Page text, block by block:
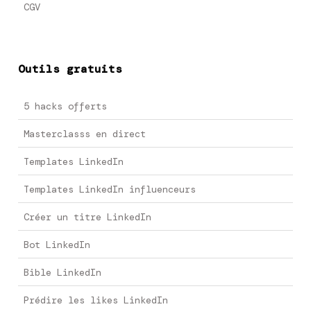
CGV
Outils gratuits
5 hacks offerts
Masterclasss en direct
Templates LinkedIn
Templates LinkedIn influenceurs
Créer un titre LinkedIn
Bot LinkedIn
Bible LinkedIn
Prédire les likes LinkedIn